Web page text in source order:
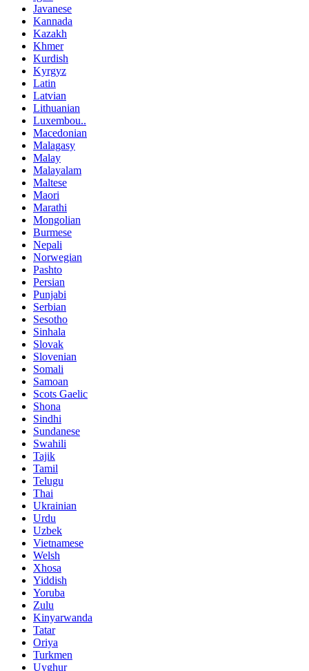
Javanese
Kannada
Kazakh
Khmer
Kurdish
Kyrgyz
Latin
Latvian
Lithuanian
Luxembou..
Macedonian
Malagasy
Malay
Malayalam
Maltese
Maori
Marathi
Mongolian
Burmese
Nepali
Norwegian
Pashto
Persian
Punjabi
Serbian
Sesotho
Sinhala
Slovak
Slovenian
Somali
Samoan
Scots Gaelic
Shona
Sindhi
Sundanese
Swahili
Tajik
Tamil
Telugu
Thai
Ukrainian
Urdu
Uzbek
Vietnamese
Welsh
Xhosa
Yiddish
Yoruba
Zulu
Kinyarwanda
Tatar
Oriya
Turkmen
Uyghur